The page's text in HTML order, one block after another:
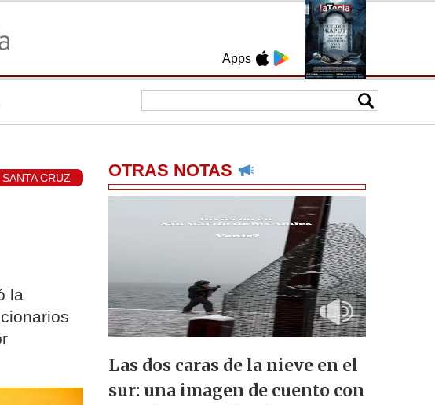
Apps
SANTA CRUZ
la
OTRAS NOTAS
Las dos caras de la nieve en el
sur: una imagen de cuento con